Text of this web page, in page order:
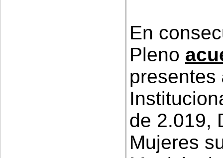
En
Pleno
presentes
de 2.019,
Mujeres